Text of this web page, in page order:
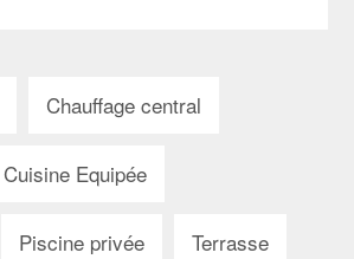
Chauffage central
Cuisine Equipée
Piscine privée Terrasse